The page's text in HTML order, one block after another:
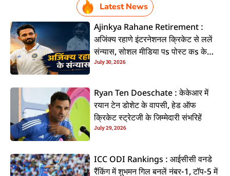
Latest News
Ajinkya Rahane Retirement :
अजिंक्य रहाणे इंटरनेशनल क्रिकेट से ललें
संन्यास, सोशल मीडिया पs पोस्ट कs के
कइलें एलान
July 30, 2026
Ryan Ten Doeschate : केकेआर में
रयान टेन डोशेट के वापसी, हेड ऑफ
क्रिकेट स्ट्रेटजी के जिम्मेदारी संभरिहें
July 29, 2026
ICC ODI Rankings : आईसीसी वनडे
रैंकिंग में शुभमन गिल बनलें नंबर-1, टॉप-5 में